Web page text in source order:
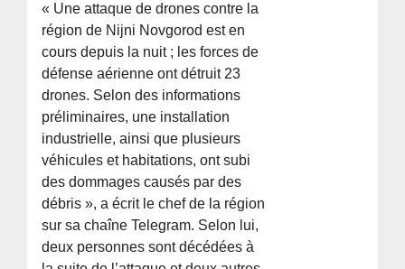
« Une attaque de drones contre la
région de Nijni Novgorod est en
cours depuis la nuit ; les forces de
défense aérienne ont détruit 23
drones. Selon des informations
préliminaires, une installation
industrielle, ainsi que plusieurs
véhicules et habitations, ont subi
des dommages causés par des
débris », a écrit le chef de la région
sur sa chaîne Telegram. Selon lui,
deux personnes sont décédées à